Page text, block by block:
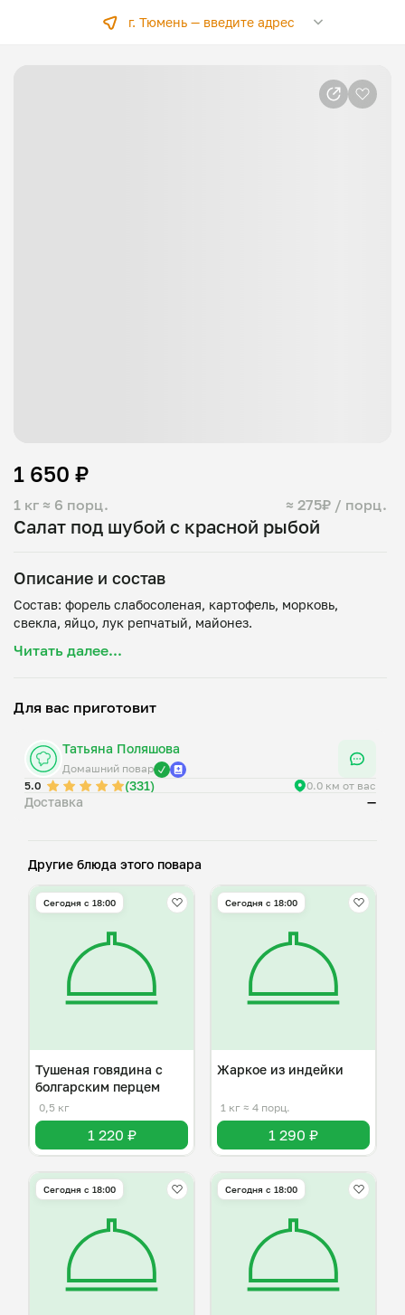
г. Тюмень — введите адрес
Салат под шубой с красной рыбой
1 кг ≈ 6 порц. ≈ 275₽ / порц.
1 650 ₽
Описание и состав
Состав: форель слабосоленая, картофель, морковь,
Читать далее...
Для вас приготовит
Татьяна Поляшова
Домашний повар
5.0
(331) 0.0 км от вас
Доставка —
Другие блюда этого повара
Сегодня с 18:00
Тушеная говядина с
болгарским перцем
0,5 кг
1 220 ₽
Сегодня с 18:00
Жаркое из индейки
1 кг ≈ 4 порц.
1 290 ₽
Сегодня с 18:00 Сегодня с 18:00